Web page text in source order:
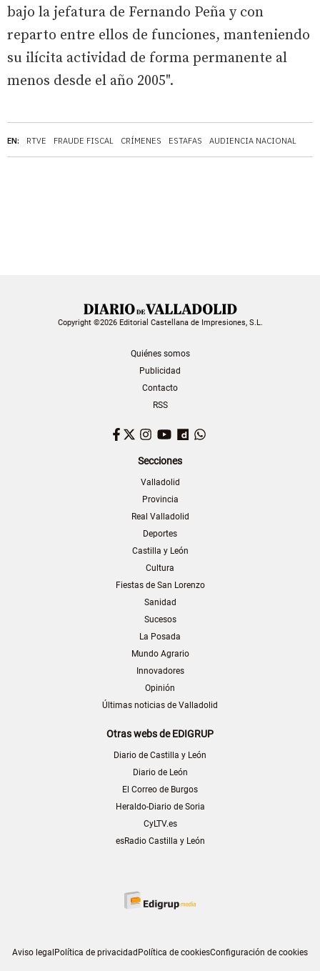
EN: RTVE FRAUDE FISCAL CRÍMENES ESTAFAS AUDIENCIA NACIONAL
bajo la jefatura de Fernando Peña y con
reparto entre ellos de funciones, manteniendo
su ilícita actividad de forma permanente al
menos desde el año 2005".
Copyright ©2026 Editorial Castellana de Impresiones, S.L.
Quiénes somos
Publicidad
Contacto
RSS
Facebook
TwitterInstagram
YouTubeDailymotion
Secciones
Valladolid
Provincia
Real Valladolid
Deportes
Castilla y León
Cultura
Fiestas de San Lorenzo
Sanidad
Sucesos
La Posada
Mundo Agrario
Innovadores
Opinión
Últimas noticias de Valladolid
Otras webs de EDIGRUP
Diario de Castilla y León
Diario de León
El Correo de Burgos
Heraldo-Diario de Soria
CyLTV.es
esRadio Castilla y León
Aviso legalPolítica de privacidadPolítica de cookiesConfiguración de cookies